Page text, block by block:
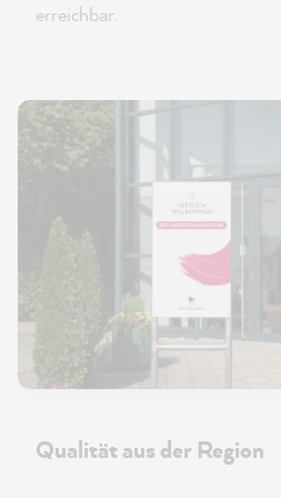
erreichbar.
Qualität aus der Region